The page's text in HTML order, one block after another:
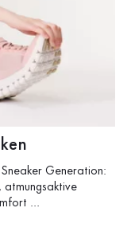
Generation:
atmungsaktive
…